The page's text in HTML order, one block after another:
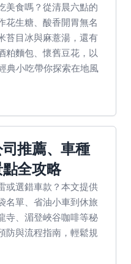
美食嗎？從清晨六點的
花生糖、酸香開胃無名
苔目冰與麻薏湯，還有
粕麵包、懷舊豆花，以
典小吃帶你探索在地風
推薦、車種
全攻略
或選錯車款？本文提供
名單、省油小車到休旅
寺、湄登峽谷咖啡等秘
防與流程指南，輕鬆規